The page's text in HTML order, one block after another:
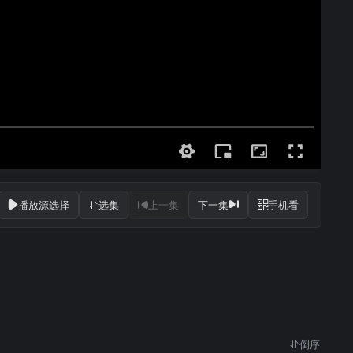
播放源选择 选集 上一集 下一集 手机看
倒序